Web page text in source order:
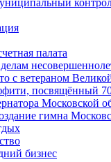
палата
с ветераном
посвящённый
Московской
гимна
бизнес